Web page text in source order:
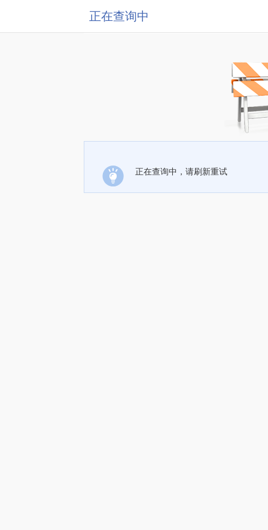
正在查询中
正在查询中，请刷新重试